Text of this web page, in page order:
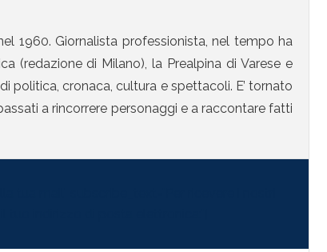
1960. Giornalista professionista, nel tempo ha
(redazione di Milano), la Prealpina di Varese e
cronaca, cultura e spettacoli. E’ tornato
a rincorrere personaggi e a raccontare fatti